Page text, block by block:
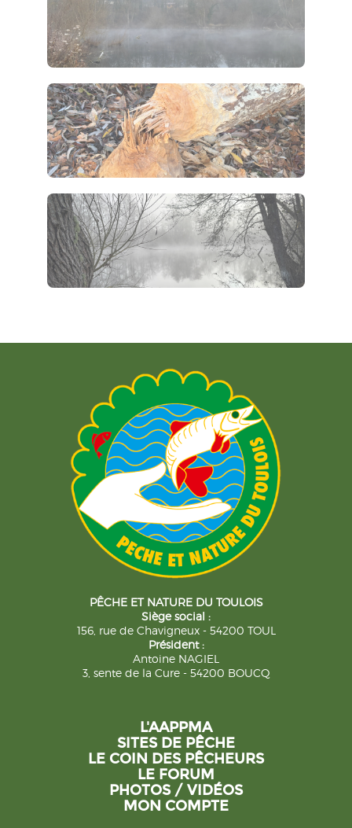
PÊCHE ET NATURE DU TOULOIS
Siège social :
156, rue de Chavigneux - 54200 TOUL
Président :
Antoine NAGIEL
3, sente de la Cure - 54200 BOUCQ
L'AAPPMA
SITES DE PÊCHE
LE COIN DES PÊCHEURS
LE FORUM
PHOTOS / VIDÉOS
MON COMPTE